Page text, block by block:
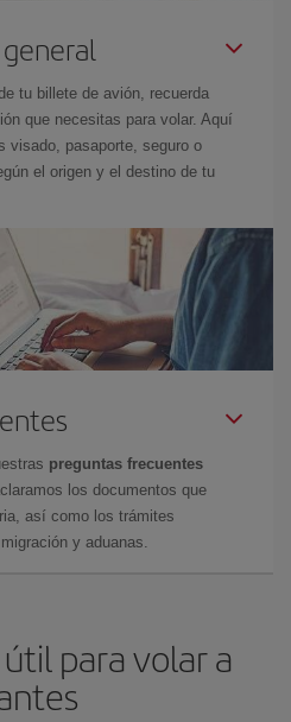
tu billete de avión, recuerda
que necesitas para volar. Aquí
visado, pasaporte, seguro o
el origen y el destino de tu
preguntas frecuentes
los documentos que
así como los trámites
y aduanas.
para volar a